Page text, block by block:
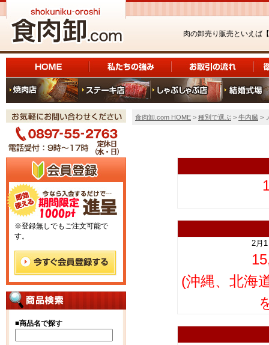
肉の卸売り販売といえば【
※登録無しでもご注文可能で
す。
■商品名で探す
食肉卸.com HOME > 種別で選ぶ > 牛内臓 >
2月
(沖縄、北海